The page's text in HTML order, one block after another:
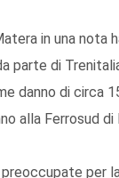
in una
parte di
danno di circa
alla
per